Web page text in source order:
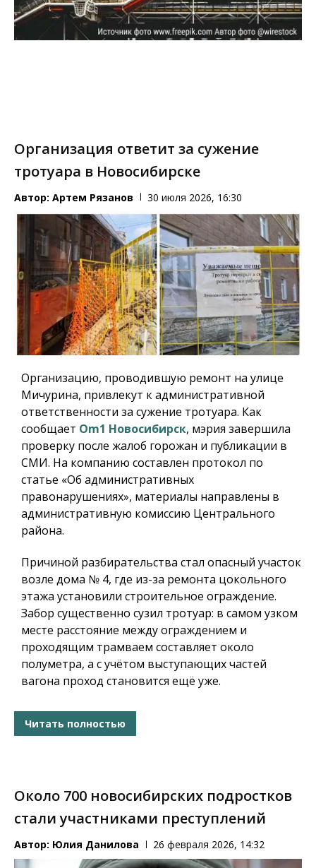
Организация ответит за сужение
тротуара в Новосибирске
Автор: Артем Рязанов 30 июля 2026, 16:30
Организацию, проводившую ремонт на улице
Мичурина, привлекут к административной
ответственности за сужение тротуара. Как
сообщает Om1 Новосибирск, мэрия завершила
проверку после жалоб горожан и публикации в
СМИ. На компанию составлен протокол по
статье «Об административных
правонарушениях», материалы направлены в
административную комиссию Центрального
района.
Причиной разбирательства стал опасный участок
возле дома № 4, где из-за ремонта цокольного
этажа установили строительное ограждение.
Забор существенно сузил тротуар: в самом узком
месте расстояние между ограждением и
проходящим трамваем составляет около
полуметра, а с учётом выступающих частей
вагона проход становится ещё уже.
Читать полностью
Около 700 новосибирских подростков
стали участниками преступлений
Автор: Юлия Данилова 26 февраля 2026, 14:32